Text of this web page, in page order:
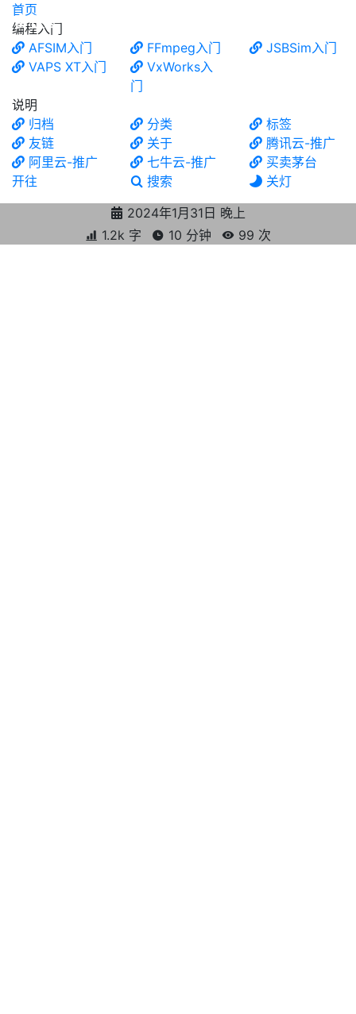
食铁兽
首页
编程入门
AFSIM入门
FFmpeg入门
JSBSim入门
VAPS XT入门
VxWorks入
门
说明
归档
分类
标签
友链
关于
腾讯云-推广
阿里云-推广
七牛云-推广
买卖茅台
开往
搜索
关灯
2024年1月31日 晚上
1.2k 字
10 分钟 99 次